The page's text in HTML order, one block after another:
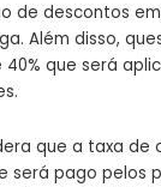
de descontos
Além disso,
que será
que a taxa de
será pago pelos